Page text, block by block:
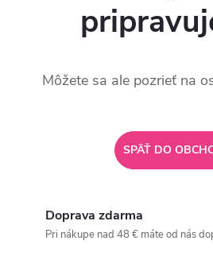
Môžete sa ale pozrieť na
SPÄŤ DO
Doprava zdarma
Pri nákupe nad 48 € máte od nás